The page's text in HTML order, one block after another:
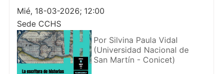
Mié, 18-03-2026; 12:00
Sede CCHS
Por Silvina Paula Vidal
(Universidad Nacional de
San Martín - Conicet)